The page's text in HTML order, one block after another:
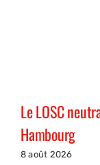
Le LOSC
Hambourg
8 août 2026